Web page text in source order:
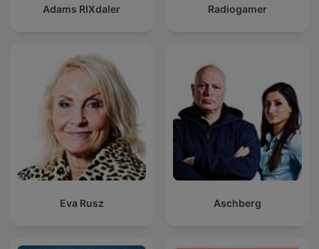
Adams RIXdaler Radiogamer
Eva Rusz Aschberg